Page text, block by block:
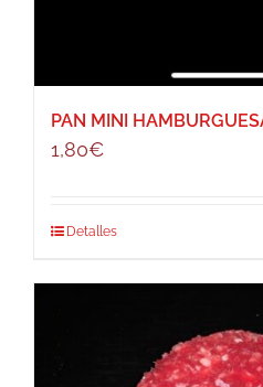
PAN MINI
1,80€
Detalles